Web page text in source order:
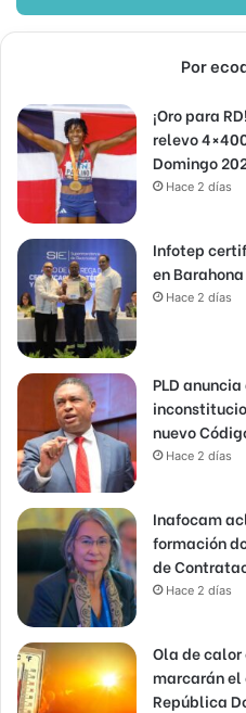
Por
¡Oro para
relevo
Domingo
Hace 2 días
Infotep
en Barahona
Hace 2 días
PLD
nuevo
Hace 2 días
Inafocam
formación
de
Hace 2 días
Ola de
marcarán el
República